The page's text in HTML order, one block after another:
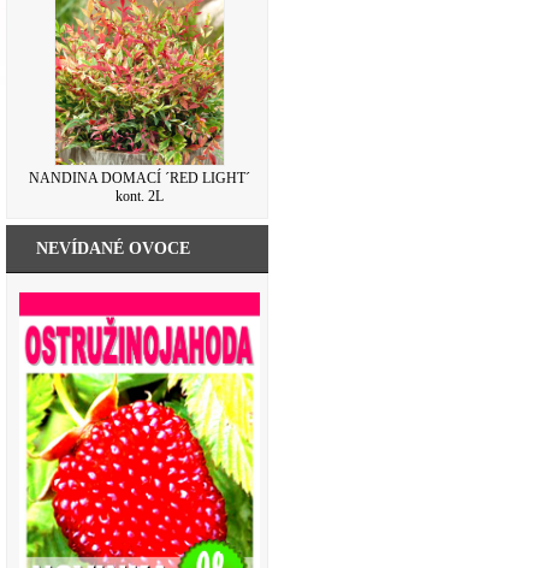
NANDINA DOMACÍ ´RED LIGHT´
kont. 2L
NEVÍDANÉ OVOCE